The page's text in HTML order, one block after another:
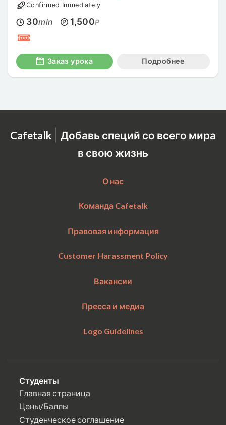
Confirmed Immediately
30min 1,500P
Заказ урока Подробнее
Cafetalk | Добавь специй со всего мира
в свою жизнь
О нас
Команда Cafetalk
Правовая информация
Customer Harassment Policy
Вакансии
Пресса и медиа
Logo Guidelines
Студенты
Главная страница
Цены/Баллы
Студенческое соглашение